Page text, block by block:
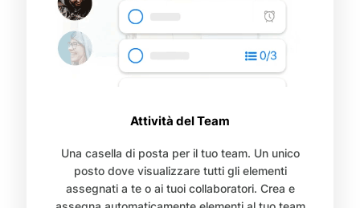
Attività del Team
Una casella di posta per il tuo team. Un unico
posto dove visualizzare tutti gli elementi
assegnati a te o ai tuoi collaboratori. Crea e